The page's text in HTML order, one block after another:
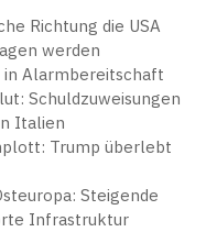
Richtung die USA
werden
in Alarmbereitschaft
Schuldzuweisungen
Italien
Trump überlebt
Steigende
Infrastruktur